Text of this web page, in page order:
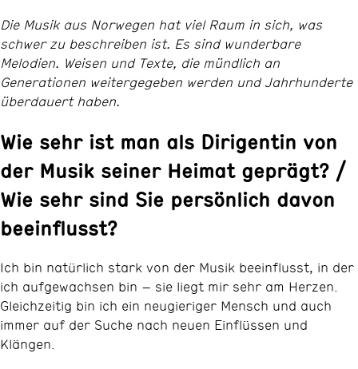
Die Musik aus Norwegen hat viel Raum in sich, was
schwer zu beschreiben ist. Es sind wunderbare
Melodien. Weisen und Texte, die mündlich an
Generationen weitergegeben werden und Jahrhunderte
überdauert haben.
Wie sehr ist man als Dirigentin von
der Musik seiner Heimat geprägt? /
Wie sehr sind Sie persönlich davon
beeinflusst?
Ich bin natürlich stark von der Musik beeinflusst, in der
ich aufgewachsen bin – sie liegt mir sehr am Herzen.
Gleichzeitig bin ich ein neugieriger Mensch und auch
immer auf der Suche nach neuen Einflüssen und
Klängen.